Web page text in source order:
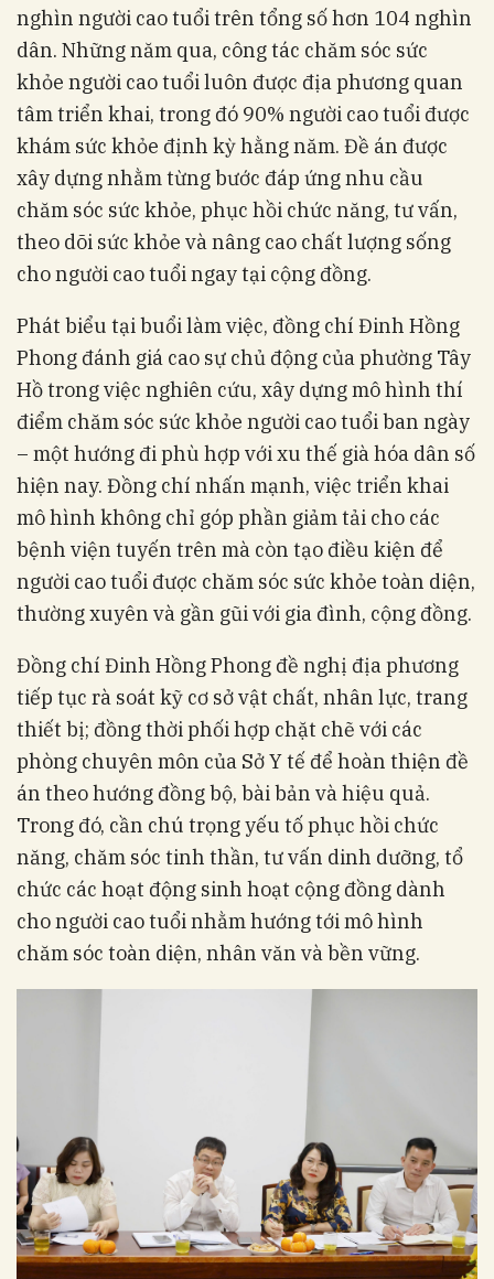
nghìn người cao tuổi trên tổng số hơn 104 nghìn
dân. Những năm qua, công tác chăm sóc sức
khỏe người cao tuổi luôn được địa phương quan
tâm triển khai, trong đó 90% người cao tuổi được
khám sức khỏe định kỳ hằng năm. Đề án được
xây dựng nhằm từng bước đáp ứng nhu cầu
chăm sóc sức khỏe, phục hồi chức năng, tư vấn,
theo dõi sức khỏe và nâng cao chất lượng sống
cho người cao tuổi ngay tại cộng đồng.
Phát biểu tại buổi làm việc, đồng chí Đinh Hồng
Phong đánh giá cao sự chủ động của phường Tây
Hồ trong việc nghiên cứu, xây dựng mô hình thí
điểm chăm sóc sức khỏe người cao tuổi ban ngày
– một hướng đi phù hợp với xu thế già hóa dân số
hiện nay. Đồng chí nhấn mạnh, việc triển khai
mô hình không chỉ góp phần giảm tải cho các
bệnh viện tuyến trên mà còn tạo điều kiện để
người cao tuổi được chăm sóc sức khỏe toàn diện,
thường xuyên và gần gũi với gia đình, cộng đồng.
Đồng chí Đinh Hồng Phong đề nghị địa phương
tiếp tục rà soát kỹ cơ sở vật chất, nhân lực, trang
thiết bị; đồng thời phối hợp chặt chẽ với các
phòng chuyên môn của Sở Y tế để hoàn thiện đề
án theo hướng đồng bộ, bài bản và hiệu quả.
Trong đó, cần chú trọng yếu tố phục hồi chức
năng, chăm sóc tinh thần, tư vấn dinh dưỡng, tổ
chức các hoạt động sinh hoạt cộng đồng dành
cho người cao tuổi nhằm hướng tới mô hình
chăm sóc toàn diện, nhân văn và bền vững.